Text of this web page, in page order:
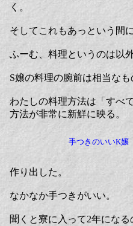
く。
そしてこれもあっという間に
ふーむ、料理というのは以
S嬢の料理の腕前は相当なも
わたしの料理方法は「すべ
方法が非常に新鮮に映る。
手つきのいいK嬢
作り出した。
なかなか手つきがいい。
聞くと寮に入って2年にな